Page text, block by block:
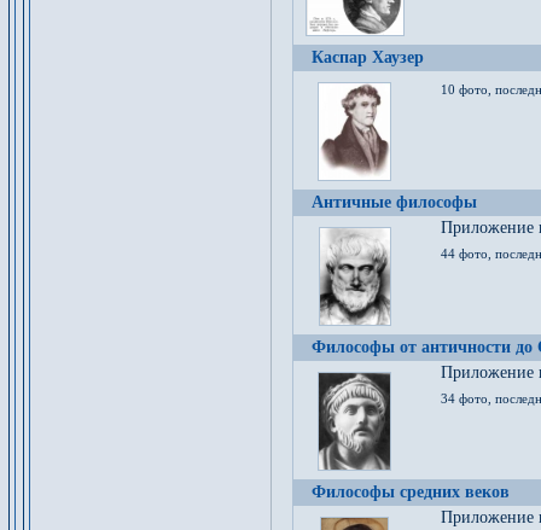
Каспар Хаузер
10 фото,
Античные философы
Приложение
44 фото,
Философы от античности до
Приложение
34 фото,
Философы средних веков
Приложение